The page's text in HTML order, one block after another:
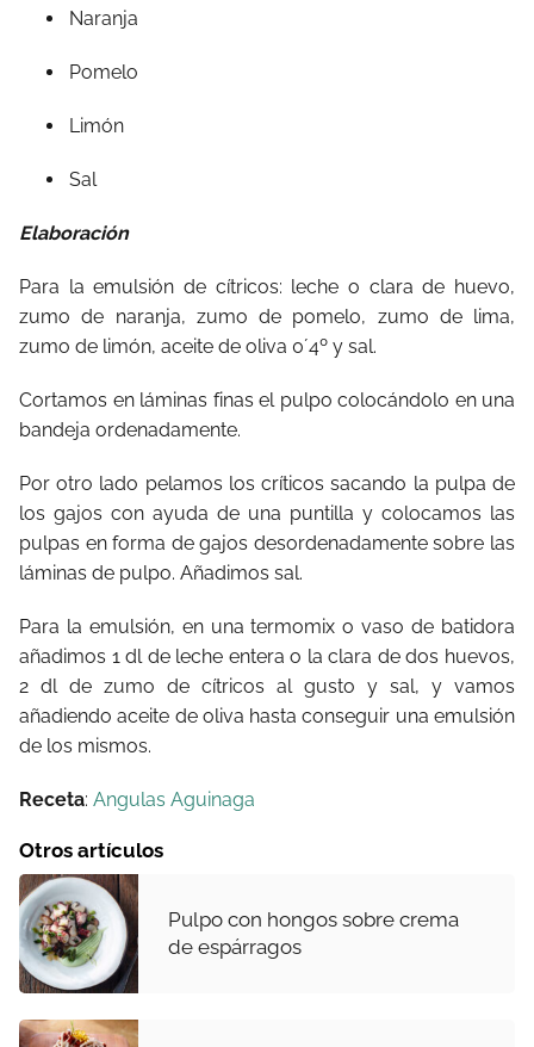
Naranja
Pomelo
Limón
Sal
Elaboración
Para la emulsión de cítricos: leche o clara de huevo,
zumo de naranja, zumo de pomelo, zumo de lima,
zumo de limón, aceite de oliva 0´4º y sal.
Cortamos en láminas finas el pulpo colocándolo en una
bandeja ordenadamente.
Por otro lado pelamos los críticos sacando la pulpa de
los gajos con ayuda de una puntilla y colocamos las
pulpas en forma de gajos desordenadamente sobre las
láminas de pulpo. Añadimos sal.
Para la emulsión, en una termomix o vaso de batidora
añadimos 1 dl de leche entera o la clara de dos huevos,
2 dl de zumo de cítricos al gusto y sal, y vamos
añadiendo aceite de oliva hasta conseguir una emulsión
de los mismos.
Receta: Angulas Aguinaga
Otros artículos
Pulpo con hongos sobre crema
de espárragos